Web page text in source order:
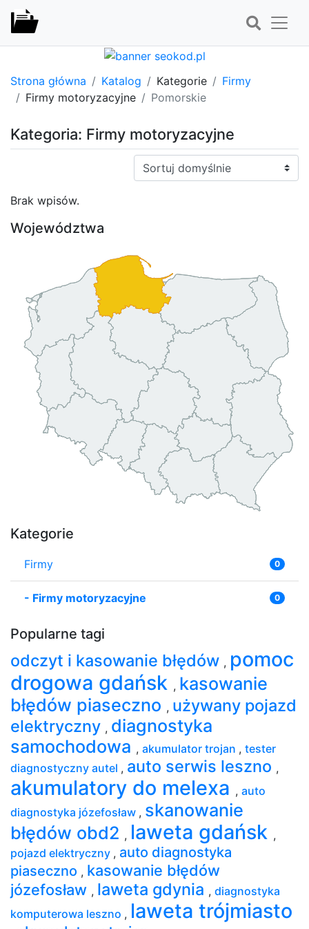
Strona główna Katalog Kategorie
Firmy
Firmy motoryzacyjne
Pomorskie
Kategoria: Firmy motoryzacyjne
Sortuj:
Brak wpisów.
Województwa
Kategorie
Firmy 0
- Firmy motoryzacyjne 0
Popularne tagi
odczyt i kasowanie błędów , pomoc
drogowa gdańsk , kasowanie
błędów piaseczno , używany pojazd
elektryczny , diagnostyka
samochodowa , akumulator trojan , tester
diagnostyczny autel , auto serwis leszno ,
akumulatory do melexa , auto
diagnostyka józefosław , skanowanie
błędów obd2 , laweta gdańsk ,
pojazd elektryczny , auto diagnostyka
piaseczno , kasowanie błędów
józefosław , laweta gdynia , diagnostyka
komputerowa leszno , laweta trójmiasto